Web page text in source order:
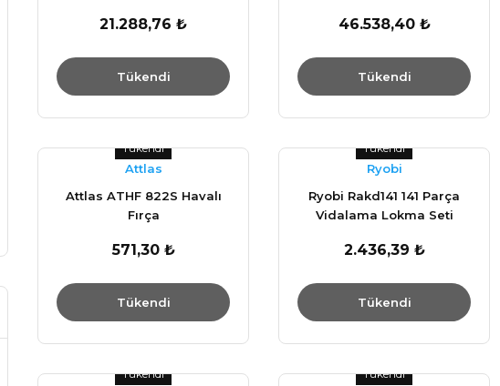
21.288,76 ₺
Tükendi
46.538,40 ₺
Tükendi
Tükendi
Attlas
Attlas ATHF 822S Havalı
Fırça
571,30 ₺
Tükendi
Tükendi
Ryobi
Ryobi Rakd141 141 Parça
Vidalama Lokma Seti
2.436,39 ₺
Tükendi
Tükendi Tükendi